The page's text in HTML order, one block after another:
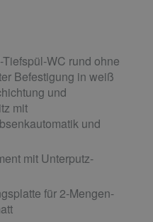
WC rund ohne
Befestigung in weiß
und
mit
und
mit Unterputz-
für 2-Mengen-